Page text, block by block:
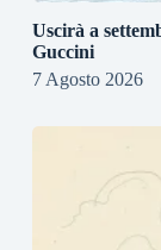
Uscirà a
Guccini
7 Agosto 2026